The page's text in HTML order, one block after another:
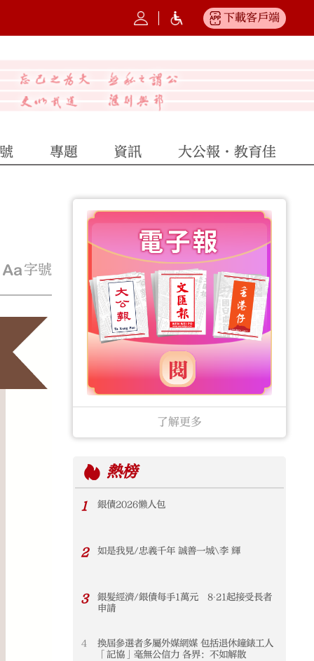
下載客戶端
專題 資訊 大公報·教育佳
字號
了解更多
熱榜
1 銀債2026懶人包
2 如是我見/忠義千年 誠善一城\李 輝
3
銀髮經濟/銀債每手1萬元 8‧21起接受長者
申請
4
換屆參選者多屬外媒網媒 包括退休鐘錶工人
「記協」毫無公信力 各界：不如解散